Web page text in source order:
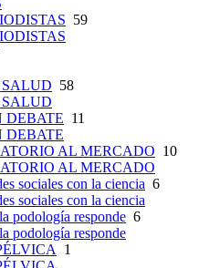
59
58
DEBATE 11
DEBATE
AL MERCADO 10
AL MERCADO
sociales con la ciencia 6
sociales con la ciencia
podología responde 6
podología responde
1